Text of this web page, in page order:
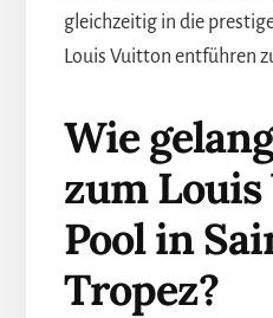
gleichzeitig in die
Louis Vuitton entführen
Wie
zum
Pool in
Tropez?